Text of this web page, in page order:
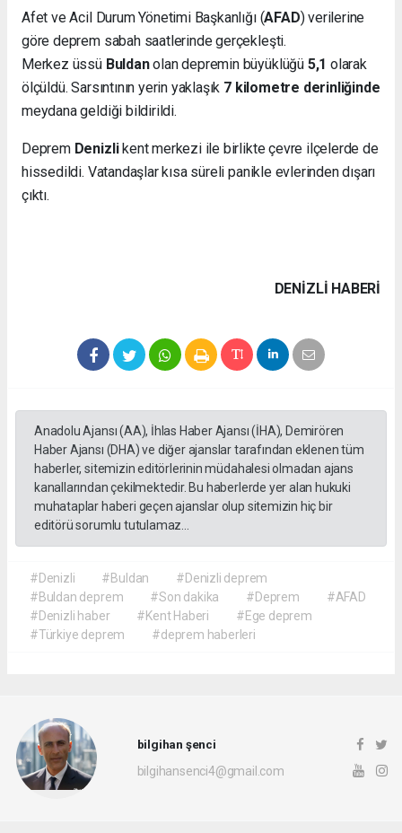
Afet ve Acil Durum Yönetimi Başkanlığı (AFAD) verilerine
göre deprem sabah saatlerinde gerçekleşti.
Merkez üssü Buldanolan depremin büyüklüğü 5,1 olarak
ölçüldü. Sarsıntının yerin yaklaşık 7 kilometre derinliğinde
meydana geldiği bildirildi.
Deprem Denizlikent merkezi ile birlikte çevre ilçelerde de
hissedildi. Vatandaşlar kısa süreli panikle evlerinden dışarı
çıktı.
DENIZLI HABERİ
Anadolu Ajansı (AA), İhlas Haber Ajansı (İHA), Demirören
Haber Ajansı (DHA) ve diğer ajanslar tarafından eklenen tüm
haberler, sitemizin editörlerinin müdahalesi olmadan ajans
kanallarından çekilmektedir. Bu haberlerde yer alan hukuki
muhataplar haberi geçen ajanslar olup sitemizin hiç bir
editörü sorumlu tutulamaz...
#Denizli #Buldan
#Denizli deprem
#Buldan deprem
#Son dakika #Deprem
#AFAD
#Denizli haber
#Kent Haberi
#Ege deprem
#Türkiye deprem
#deprem haberleri
bilgihan şenci
bilgihansenci4@gmail.com